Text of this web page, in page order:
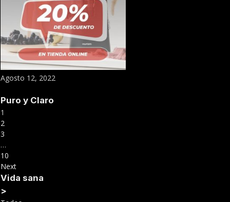
Agosto 12, 2022
Puro y Claro
1
2
3
…
10
Next
Vida sana
>